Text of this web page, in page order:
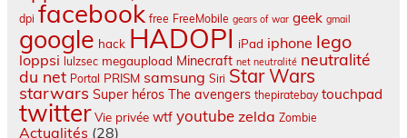
dpi facebook free FreeMobile gears of war geek gmail
google hack HADOPI iPad iphone lego
loppsi lulzsec megaupload Minecraft net neutralité neutralité
du net Portal PRISM samsung Siri Star Wars
starwars Super héros The avengers thepiratebay touchpad
twitter Vie privée wtf youtube zelda Zombie
Actualités (28)